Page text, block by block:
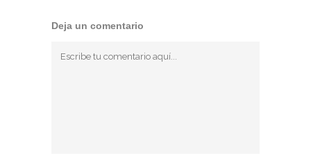
Deja un comentario